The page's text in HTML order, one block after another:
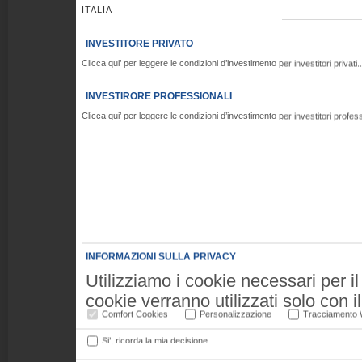
ITALIA
INVESTITORE PRIVATO
Clicca qui’ per leggere le condizioni d’investimento per investitori
INVESTIRORE PROFESSIONALI
Clicca qui’ per leggere le condizioni d’investimento per investitori
INFORMAZIONI SULLA PRIVACY
Utilizziamo i cookie necessari per
cookie verranno utilizzati solo con
per accedere, analizzare e
del dispositivo dell'utente e
Comfort Cookies Personalizzazione Tracciamento
Si’, ricorda la mia decisione